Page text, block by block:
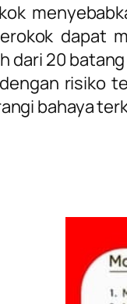
dapat
dari 20
risiko
bahaya